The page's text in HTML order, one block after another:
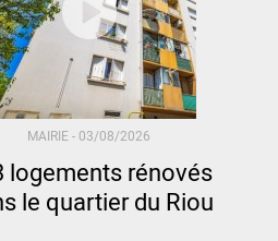
MAIRIE - 03/08/2026
logements rénovés
le quartier du Riou